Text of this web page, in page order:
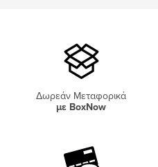
Δωρεάν Μεταφορικά
με BoxNow